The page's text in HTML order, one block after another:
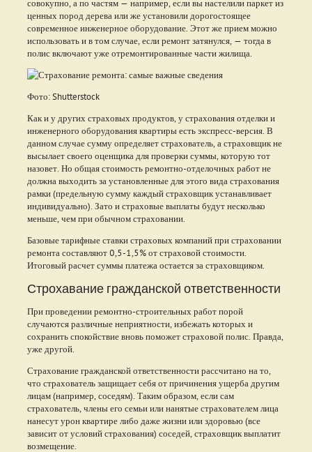
совокупно, а по частям — например, если вы настелили паркет из
ценных пород дерева или же установили дорогостоящее
современное инженерное оборудование. Этот же прием можно
использовать и в том случае, если ремонт затянулся, — тогда в
полис включают уже отремонтированные части жилища.
Фото: Shutterstock
Как и у других страховых продуктов, у страхования отделки и
инженерного оборудования квартиры есть экспресс-версия. В
данном случае сумму определяет страхователь, а страховщик не
высылает своего оценщика для проверки суммы, которую тот
назовет. Но общая стоимость ремонтно-отделочных работ не
должна выходить за установленные для этого вида страхования
рамки (предельную сумму каждый страховщик устанавливает
индивидуально). Зато и страховые выплаты будут несколько
меньше, чем при обычном страховании.
Базовые тарифные ставки страховых компаний при страховании
ремонта составляют 0,5-1,5% от страховой стоимости.
Итоговый расчет суммы платежа остается за страховщиком.
Строхавание гражданской ответственности
При проведении ремонтно-строительных работ порой
случаются различные неприятности, избежать которых и
сохранить спокойствие вновь поможет страховой полис. Правда,
уже другой.
Страхование гражданской ответственности рассчитано на то,
что страхователь защищает себя от причинения ущерба другим
лицам (например, соседям). Таким образом, если сам
страхователь, члены его семьи или нанятые страхователем лица
нанесут урон квартире либо даже жизни или здоровью (все
зависит от условий страхования) соседей, страховщик выплатит
возмещение.